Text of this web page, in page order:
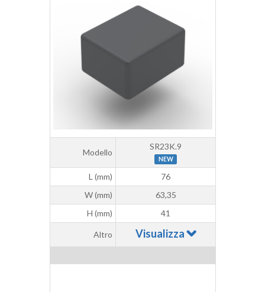
Modello
SR23K.9
NEW
L (mm)
76
W (mm)
63,35
H (mm)
41
Altro Visualizza